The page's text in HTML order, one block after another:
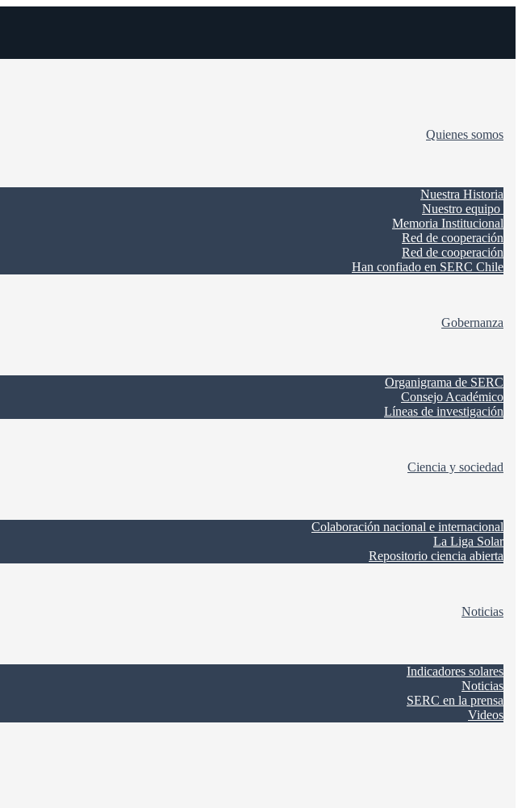
Quienes somos
Nuestra Historia
Nuestro equipo
Memoria Institucional
Red de cooperación
Red de cooperación
Han confiado en SERC Chile
Gobernanza
Organigrama de SERC
Consejo Académico
Líneas de investigación
Ciencia y sociedad
Colaboración nacional e internacional
La Liga Solar
Repositorio ciencia abierta
Noticias
Indicadores solares
Noticias
SERC en la prensa
Videos